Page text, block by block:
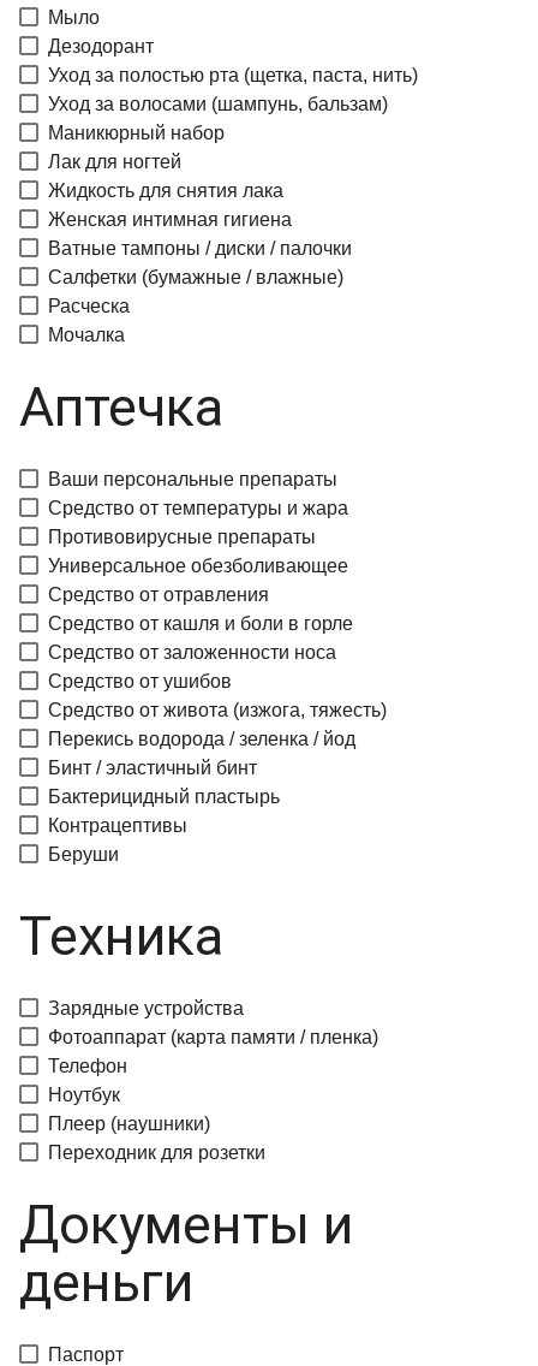
Мыло
Дезодорант
Уход за полостью рта (щетка, паста, нить)
Уход за волосами (шампунь, бальзам)
Маникюрный набор
Лак для ногтей
Жидкость для снятия лака
Женская интимная гигиена
Ватные тампоны / диски / палочки
Салфетки (бумажные / влажные)
Расческа
Мочалка
Аптечка
Ваши персональные препараты
Средство от температуры и жара
Противовирусные препараты
Универсальное обезболивающее
Средство от отравления
Средство от кашля и боли в горле
Средство от заложенности носа
Средство от ушибов
Средство от живота (изжога, тяжесть)
Перекись водорода / зеленка / йод
Бинт / эластичный бинт
Бактерицидный пластырь
Контрацептивы
Беруши
Техника
Зарядные устройства
Фотоаппарат (карта памяти / пленка)
Телефон
Ноутбук
Плеер (наушники)
Переходник для розетки
Документы и
деньги
Паспорт